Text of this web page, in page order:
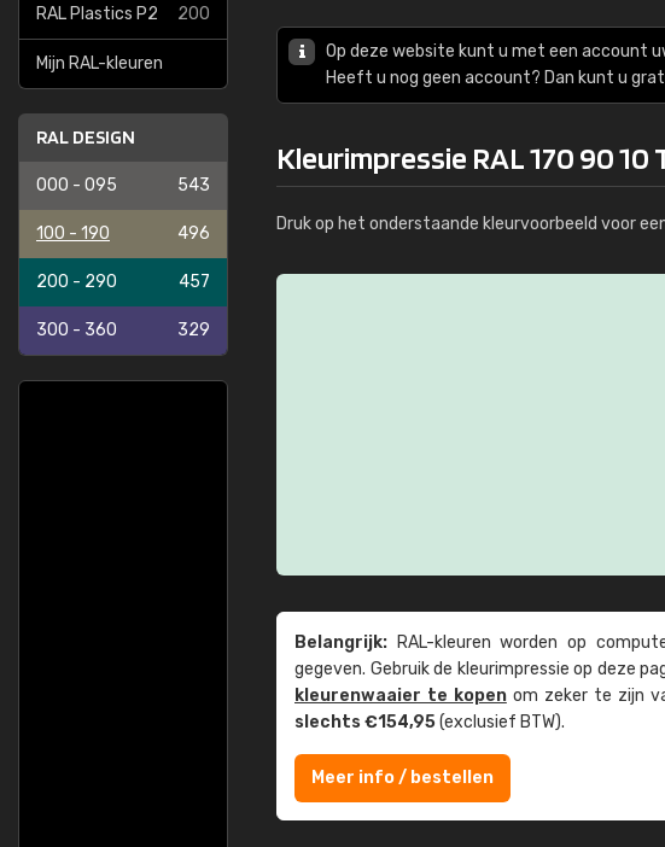
RAL Plastics P2 200
Mijn RAL-kleuren
RAL DESIGN
000 - 095 543
100 - 190 496
200 - 290 457
300 - 360 329
Op deze website kunt u met een account
Heeft u nog geen account? Dan kunt u
Kleurimpressie RAL 170 90
Druk op het onderstaande kleurvoorbeeld voor
Belangrijk: RAL-kleuren worden op
gegeven. Gebruik de kleur­impressie op deze
kleuren­waaier te kopenom zeker te zijn
slechts €154,95(exclusief BTW).
Meer info / bestellen